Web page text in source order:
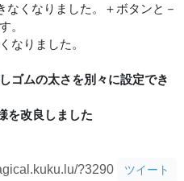
くなりました。＋ボタンと－
。
なりました。
ゴムの太さを別々に設定でき
を改良しました
?3290 ツイート